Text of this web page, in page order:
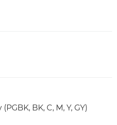
BK, C, M, Y, GY)